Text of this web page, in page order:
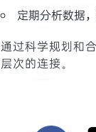
定期分析数据
通过科学规划和
层次的连接。